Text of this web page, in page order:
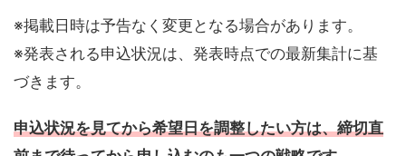
※掲載日時は予告なく変更となる場合があります。
※発表される申込状況は、発表時点での最新集計に基
づきます。
申込状況を見てから希望日を調整したい方は、締切直